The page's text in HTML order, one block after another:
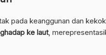
pada keanggunan dan
ke laut,